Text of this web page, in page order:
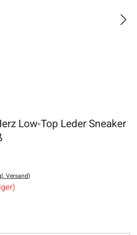
Low-Top Leder Sneaker
Versand)